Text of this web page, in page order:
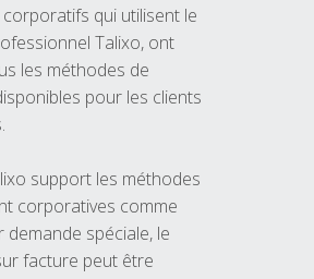
qui utilisent le
Talixo, ont
les méthodes de
pour les clients
support les méthodes
corporatives comme
demande spéciale, le
facture peut être